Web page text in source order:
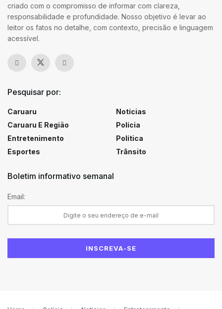
criado com o compromisso de informar com clareza,
responsabilidade e profundidade. Nosso objetivo é levar ao
leitor os fatos no detalhe, com contexto, precisão e linguagem
acessível.
Pesquisar por:
Caruaru
Caruaru E Região
Entretenimento
Esportes
Notícias
Polícia
Política
Trânsito
Boletim informativo semanal
Email: